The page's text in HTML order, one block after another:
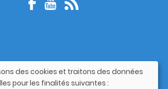
Guide utilisateur
des cookies et traitons des données
pour les finalités suivantes :